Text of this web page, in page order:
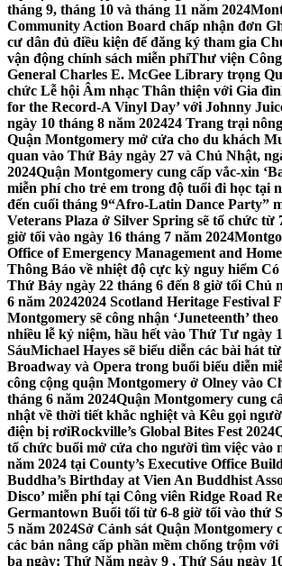
tháng 9, tháng 10 và tháng 11 năm 2024
Community Action Board chấp nhận đơn
cư dân đủ điều kiện để đăng ký tham gia
vận động chính sách miễn phíThư viện
General Charles E. McGee Library trọng
chức Lễ hội Âm nhạc Thân thiện với Gia
for the Record-A Vinyl Day’ với Johnny
ngày 10 tháng 8 năm 202424 Trang trại
Quận Montgomery mở cửa cho du khách
quan vào Thứ Bảy ngày 27 và Chủ Nhật,
2024Quận Montgomery cung cấp vắc-xin
miễn phí cho trẻ em trong độ tuổi đi học tại
đến cuối tháng 9“Afro-Latin Dance Party”
Veterans Plaza ở Silver Spring sẽ tổ chức từ
giờ tối vào ngày 16 tháng 7 năm 2024
Office of Emergency Management and
Thông Báo về nhiệt độ cực kỳ nguy hiểm
Thứ Bảy ngày 22 tháng 6 đến 8 giờ tối Chủ
6 năm 20242024 Scotland Heritage Festival
Montgomery sẽ công nhận ‘Juneteenth’
nhiều lễ kỷ niệm, hầu hết vào Thứ Tư ngày
SáuMichael Hayes sẽ biểu diễn các bài hát
Broadway và Opera trong buổi biểu diễn
công cộng quận Montgomery ở Olney vào
tháng 6 năm 2024Quận Montgomery cung
nhật về thời tiết khắc nghiệt và Kêu gọi
điện bị rơiRockville’s Global Bites Fest 2024
tổ chức buổi mở cửa cho người tìm việc vào
năm 2024 tại County’s Executive Office
Buddha’s Birthday at Vien An Buddhist
Disco’ miễn phí tại Công viên Ridge Road
Germantown Buổi tối từ 6-8 giờ tối vào thứ
5 năm 2024Sở Cảnh sát Quận Montgomery
các bản nâng cấp phần mềm chống trộm
ba ngày: Thứ Năm ngày 9 , Thứ Sáu ngày